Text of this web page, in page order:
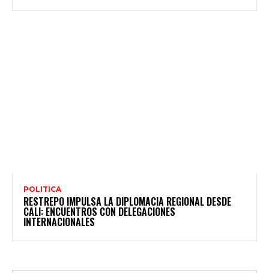
POLITICA
RESTREPO IMPULSA LA DIPLOMACIA REGIONAL DESDE
CALI: ENCUENTROS CON DELEGACIONES
INTERNACIONALES